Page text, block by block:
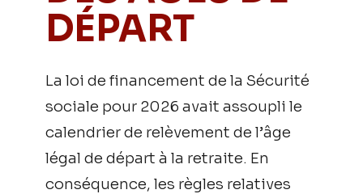
DÉPART
La loi de financement de la Sécurité
sociale pour 2026 avait assoupli le
calendrier de relèvement de l’âge
légal de départ à la retraite. En
conséquence, les règles relatives